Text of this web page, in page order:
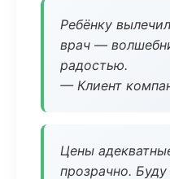
Ребёнку
врач —
радостью.
— Клиент
Цены
прозрачно.